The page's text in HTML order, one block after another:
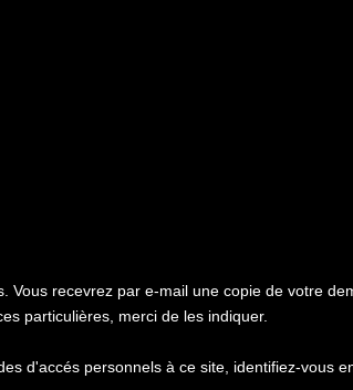
Vous recevrez par e-mail une copie de votre
particulières, merci de les indiquer.
d'accés personnels à ce site, identifiez-vous